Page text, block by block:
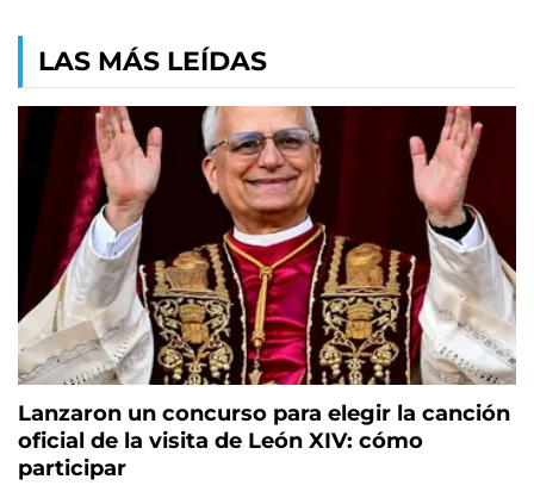
LAS MÁS LEÍDAS
Lanzaron un concurso para elegir la canción
oficial de la visita de León XIV: cómo
participar